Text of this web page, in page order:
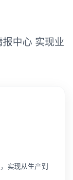
中心 实现业
实现从生产到